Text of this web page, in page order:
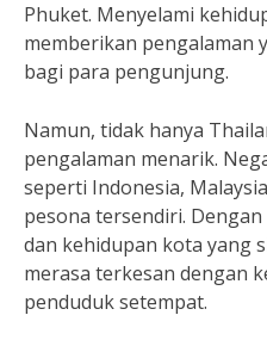
Phuket. Menyelami
memberikan pengalaman
bagi para pengunjung.
Namun, tidak hanya
pengalaman menarik.
seperti Indonesia,
pesona tersendiri.
dan kehidupan kota yang
merasa terkesan dengan
penduduk setempat.